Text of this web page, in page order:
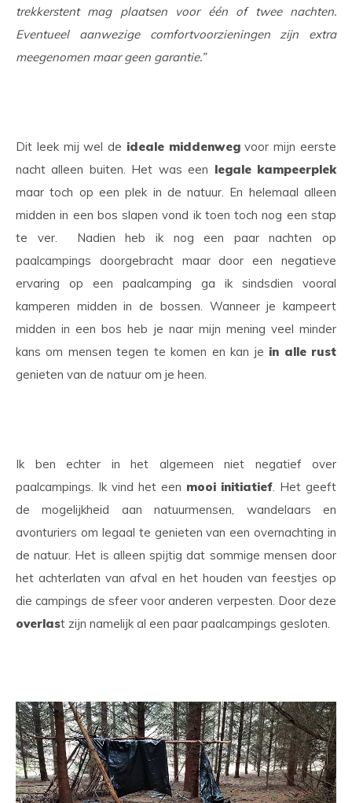
trekkerstent mag plaatsen voor één of twee nachten.
Eventueel aanwezige comfortvoorzieningen zijn extra
meegenomen maar geen garantie.”
Dit leek mij wel de ideale middenwegvoor mijn eerste
nacht alleen buiten. Het was een legale kampeerplek
maar toch op een plek in de natuur. En helemaal alleen
midden in een bos slapen vond ik toen toch nog een stap
te ver. Nadien heb ik nog een paar nachten op
paalcampings doorgebracht maar door een negatieve
ervaring op een paalcamping ga ik sindsdien vooral
kamperen midden in de bossen. Wanneer je kampeert
midden in een bos heb je naar mijn mening veel minder
kans om mensen tegen te komen en kan je in alle rust
genieten van de natuur om je heen.
Ik ben echter in het algemeen niet negatief over
paalcampings. Ik vind het een mooi initiatief. Het geeft
de mogelijkheid aan natuurmensen, wandelaars en
avonturiers om legaal te genieten van een overnachting in
de natuur. Het is alleen spijtig dat sommige mensen door
het achterlaten van afval en het houden van feestjes op
die campings de sfeer voor anderen verpesten. Door deze
overlast zijn namelijk al een paar paalcampings gesloten.